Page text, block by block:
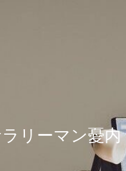
リーマン憂内